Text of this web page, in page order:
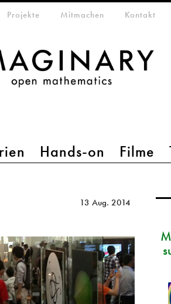
Hands-on Filme
Projekte Mitmachen Kontakt
13 Aug. 2014